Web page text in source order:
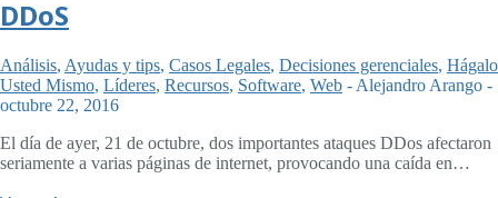
DDoS
Análisis, Ayudas y tips, Casos Legales, Decisiones gerenciales, Hágalo
Usted Mismo, Líderes, Recursos, Software, Web - Alejandro Arango -
octubre 22, 2016
El día de ayer, 21 de octubre, dos importantes ataques DDos afectaron
seriamente a varias páginas de internet, provocando una caída en…